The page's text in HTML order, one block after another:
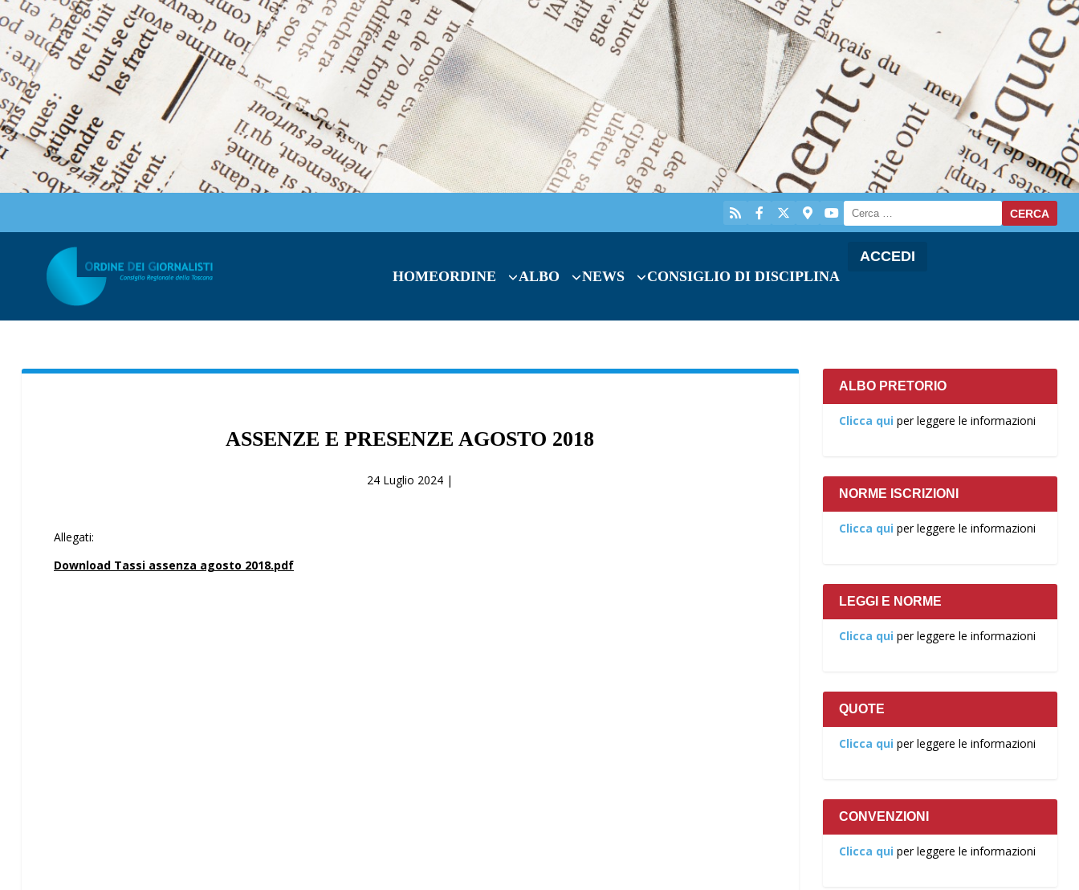
HOMEORDINE ALBO NEWS CONSIGLIO DI DISCIPLINA
ACCEDI
ASSENZE E PRESENZE AGOSTO 2018
24 Luglio 2024 |
Allegati:
Download Tassi assenza agosto 2018.pdf
ALBO PRETORIO
Clicca qui per leggere le informazioni
NORME ISCRIZIONI
Clicca qui per leggere le informazioni
LEGGI E NORME
Clicca qui per leggere le informazioni
QUOTE
Clicca qui per leggere le informazioni
CONVENZIONI
Clicca qui per leggere le informazioni